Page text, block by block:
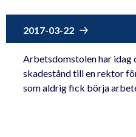
2017-03-22
Arbetsdomstolen har idag
skadestånd till en rektor
som aldrig fick börja